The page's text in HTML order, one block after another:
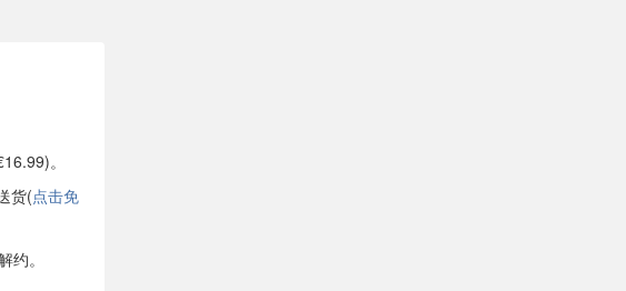
。
货(点击免
约。